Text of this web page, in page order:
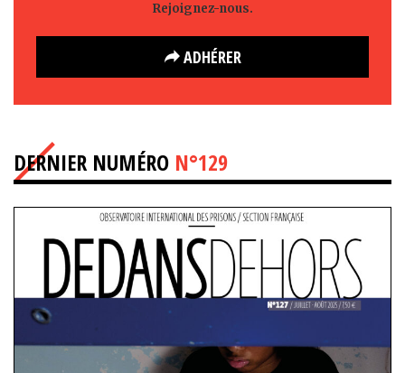
Rejoignez-nous.
ADHÉRER
DERNIER NUMÉRO N°129